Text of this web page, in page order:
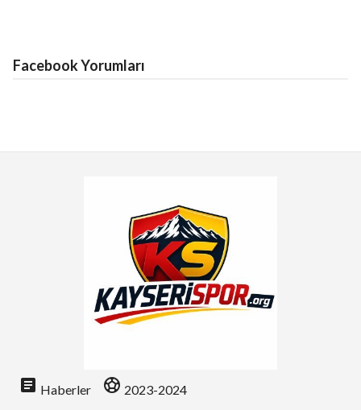
Facebook Yorumları
article Haberler sports_soccer 2023-2024